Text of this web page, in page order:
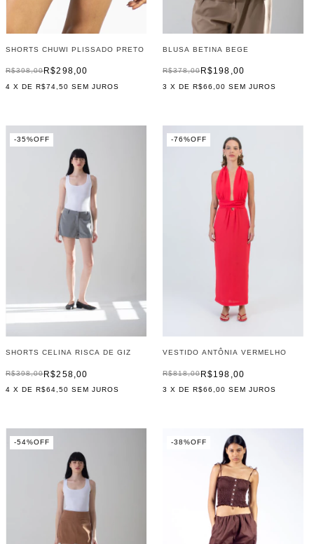
SHORTS CHUWI PLISSADO PRETO
R$298,00
R$398,00
4 X DER$74,50 SEM JUROS
BLUSA BETINA BEGE
R$198,00
R$378,00
3 X DE R$66,00 SEM JUROS
SHORTS CELINA RISCA DE GIZ
R$258,00
-35%OFF
R$398,00
4 X DER$64,50 SEM JUROS
VESTIDO ANTÔNIA VERMELHO
R$198,00
-76%OFF
R$818,00
3 X DE R$66,00 SEM JUROS
-54%OFF -38%OFF